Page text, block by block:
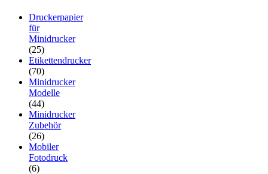
Druckerpapier
für
Minidrucker
(25)
Etikettendrucker
(70)
Minidrucker
Modelle
(44)
Minidrucker
Zubehör
(26)
Mobiler
Fotodruck
(6)